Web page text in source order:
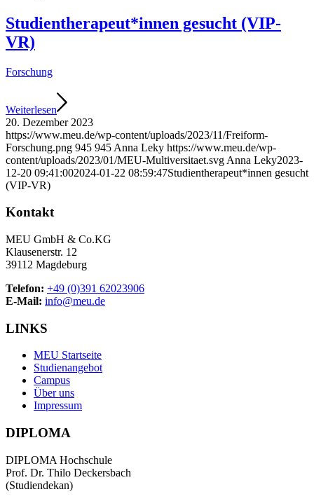
Studientherapeut*innen gesucht (VIP-
VR)
Forschung
Weiterlesen
20. Dezember 2023
https://www.meu.de/wp-content/uploads/2023/11/Freiform-
Forschung.png 945 945 Anna Leky https://www.meu.de/wp-
content/uploads/2023/01/MEU-Multiversitaet.svg Anna Leky2023-
12-20 09:41:002024-01-22 08:59:47Studientherapeut*innen gesucht
(VIP-VR)
Kontakt
MEU GmbH & Co.KG
Klausenerstr. 12
39112 Magdeburg
Telefon: +49 (0)391 62023906
E-Mail: info@meu.de
LINKS
MEU Startseite
Studienangebot
Campus
Über uns
Impressum
DIPLOMA
DIPLOMA Hochschule
Prof. Dr. Thilo Deckersbach
(Studiendekan)